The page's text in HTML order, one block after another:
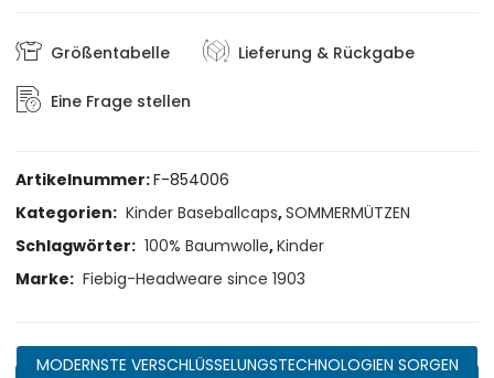
Größentabelle Lieferung & Rückgabe
Eine Frage stellen
Artikelnummer:F-854006
Kategorien: Kinder Baseballcaps,SOMMERMÜTZEN
Schlagwörter: 100% Baumwolle,Kinder
Marke: Fiebig-Headweare since 1903
MODERNSTE VERSCHLÜSSELUNGSTECHNOLOGIEN SORGEN